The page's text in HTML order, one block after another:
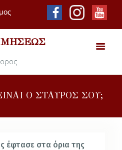
Ο ΣΤΑΥΡΟΣ ΣΟΥ;
έφτασε στα όρια της